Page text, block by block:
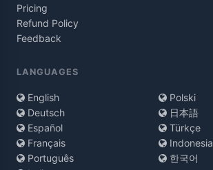
Pricing
Refund Policy
Feedback
LANGUAGES
English
Deutsch
Español
Français
Português
Polski
日本語
Türkçe
Indonesia
한국어